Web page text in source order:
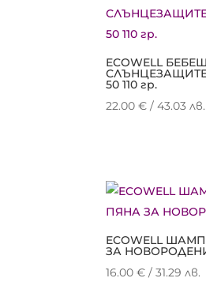
ECOWELL
50 110 гр.
22.00€ / 43.03 лв.
ECOWELL
ЗА
16.00€ / 31.29 лв.